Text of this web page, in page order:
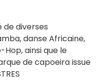
diverses
danse Africaine,
Hop, ainsi que le
de capoeira issue